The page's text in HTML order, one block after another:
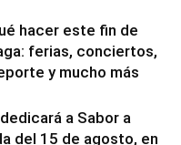
hacer este fin de
ferias, conciertos,
y mucho más
a Sabor a
del 15 de agosto, en